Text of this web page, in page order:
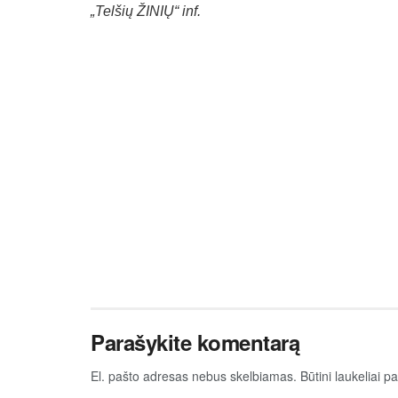
„Tel­šių ŽI­NIŲ“ inf.
Parašykite komentarą
El. pašto adresas nebus skelbiamas. Būtini laukeliai